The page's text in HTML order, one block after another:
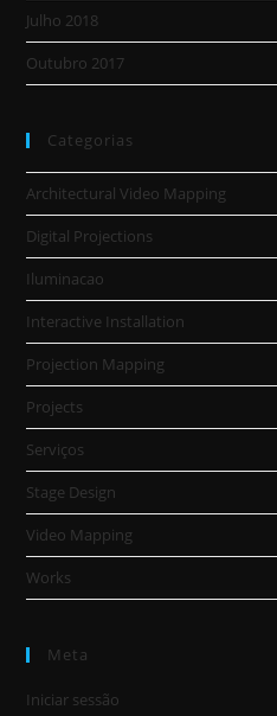
Julho 2018
Outubro 2017
Categorias
Architectural Video Mapping
Digital Projections
Iluminacao
Interactive Installation
Projection Mapping
Projects
Serviços
Stage Design
Video Mapping
Works
Meta
Iniciar sessão